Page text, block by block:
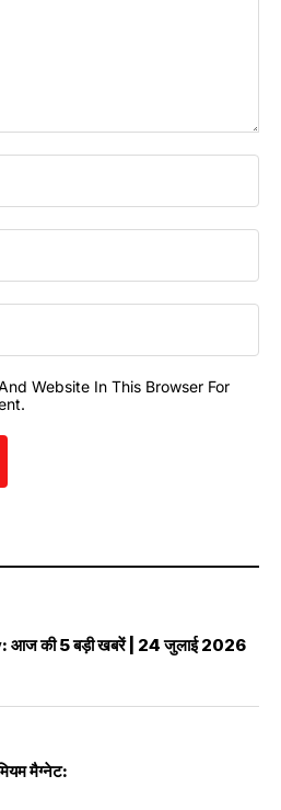
Website In This Browser For
आज की 5 बड़ी खबरें | 24 जुलाई 2026
मैग्नेट: